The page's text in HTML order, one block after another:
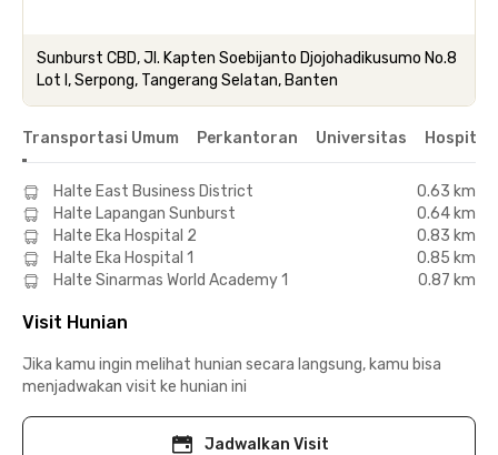
Sunburst CBD, Jl. Kapten Soebijanto Djojohadikusumo No.8
Lot I, Serpong, Tangerang Selatan, Banten
Transportasi Umum Perkantoran Universitas Hospital
Halte East Business District
0.63 km
Halte Lapangan Sunburst
0.64 km
Halte Eka Hospital 2
0.83 km
Halte Eka Hospital 1
0.85 km
Halte Sinarmas World Academy 1
0.87 km
Visit Hunian
Jika kamu ingin melihat hunian secara langsung, kamu bisa
menjadwakan visit ke hunian ini
Jadwalkan Visit